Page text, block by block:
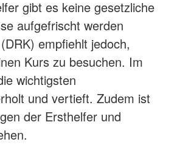
gibt es keine gesetzliche
aufgefrischt werden
empfiehlt jedoch,
Kurs zu besuchen. Im
wichtigsten
und vertieft. Zudem ist
der Ersthelfer und